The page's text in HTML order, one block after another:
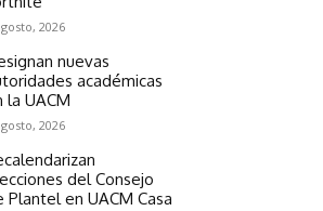
2026
nuevas
académicas
la UACM
2026
del Consejo
Plantel en UACM Casa